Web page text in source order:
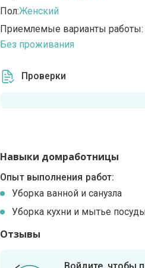
Пол:Женский
Приемлемые варианты работы:
Без проживания
Проверки
Навыки домработницы
Опыт выполнения работ:
Уборка ванной и санузла
Уборка кухни и мытье посуды
Отзывы